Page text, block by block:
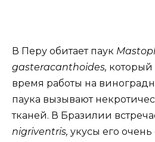
В Перу обитает паук
gasteracanthoides,
время работы на
паука вызывают
тканей. В Бразилии
nigriventris, укусы его